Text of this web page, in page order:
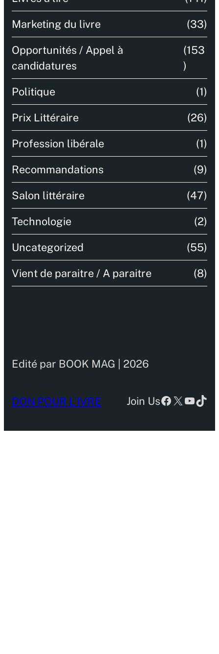
Marketing du livre (33)
Opportunités / Appel à
candidatures
(153
)
Politique (1)
Prix Littéraire (26)
Profession libérale (1)
Recommandations (9)
Salon littéraire (47)
Technologie (2)
Uncategorized (55)
Vient de paraitre / A paraitre (8)
Edité par BOOK MAG | 2026
DON POUR L’IVRE Join UsFacebook
X